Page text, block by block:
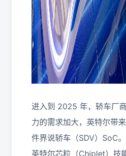
进入到 2025 年，轿车厂
力的需求加大，英特尔带
件界说轿车（SDV）SoC
英特尔芯粒（Chiplet）技